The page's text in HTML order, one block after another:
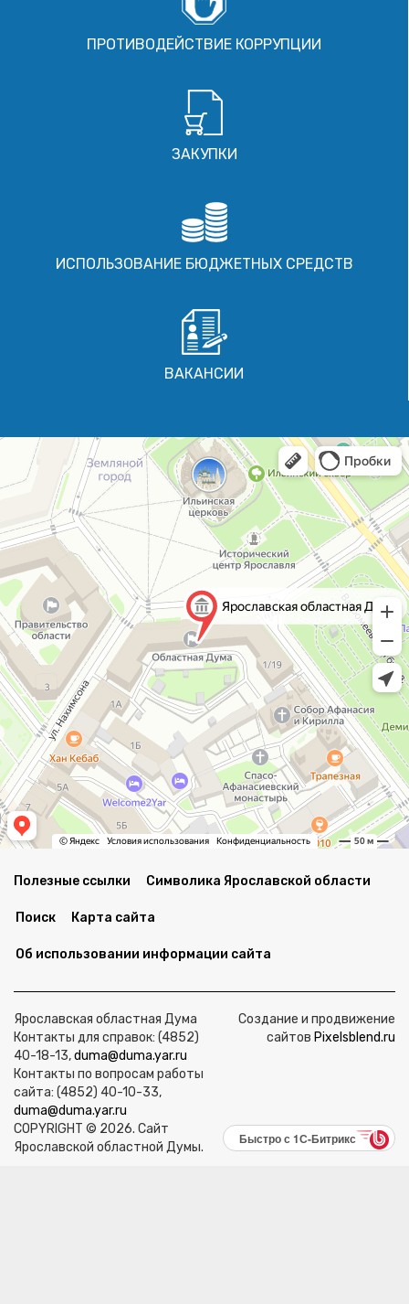
ПРОТИВОДЕЙСТВИЕ КОРРУПЦИИ
ЗАКУПКИ
ИСПОЛЬЗОВАНИЕ БЮДЖЕТНЫХ СРЕДСТВ
ВАКАНСИИ
Полезные ссылки Символика Ярославской области
Поиск Карта сайта
Об использовании информации сайта
Ярославская областная Дума
Контакты для справок: (4852)
40-18-13,duma@duma.yar.ru
Контакты по вопросам работы
сайта: (4852) 40-10-33,
duma@duma.yar.ru
COPYRIGHT © 2026. Сайт
Ярославской областной Думы.
Создание и продвижение
сайтов Pixelsblend.ru
Быстро с 1С-Битрикс